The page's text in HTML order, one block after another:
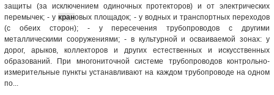
защиты (за исключением одиночных протекторов) и от электрических
перемычек; - украновых площадок; - у водных и транспортных переходов
(с обеих сторон); - у пересечения трубопроводов с другими
металлическими сооружениями; - в культурной и осваиваемой зонах: у
дорог, арыков, коллекторов и других естественных и искусственных
образований. При многониточной системе трубопроводов контрольно-
измерительные пункты устанавливают на каждом трубопроводе на одном
по...